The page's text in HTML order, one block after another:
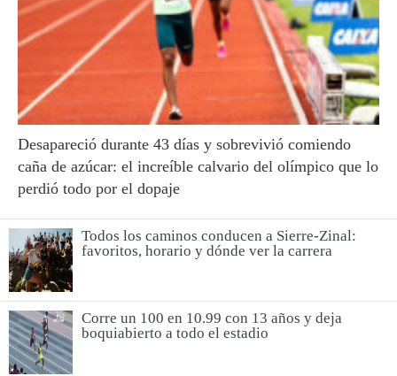
Desapareció durante 43 días y sobrevivió comiendo
caña de azúcar: el increíble calvario del olímpico que lo
perdió todo por el dopaje
Todos los caminos conducen a Sierre-Zinal:
favoritos, horario y dónde ver la carrera
Corre un 100 en 10.99 con 13 años y deja
boquiabierto a todo el estadio